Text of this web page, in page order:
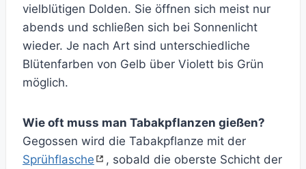
vielblütigen Dolden. Sie öffnen sich meist nur
abends und schließen sich bei Sonnenlicht
wieder. Je nach Art sind unterschiedliche
Blütenfarben von Gelb über Violett bis Grün
möglich.
Wie oft muss man Tabakpflanzen gießen?
Gegossen wird die Tabakpflanze mit der
Sprühflasche
, sobald die oberste Schicht der